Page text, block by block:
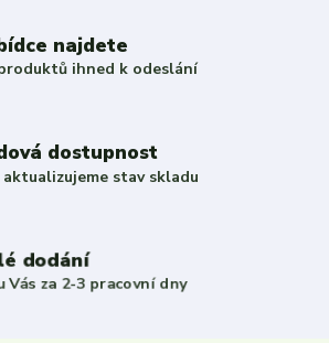
najdete
ihned k odeslání
dostupnost
aktualizujeme stav skladu
dodání
Vás za 2-3 pracovní dny